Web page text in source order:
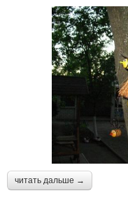
читать дальше →